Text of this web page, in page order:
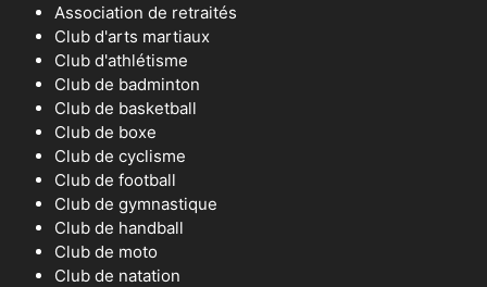
Association de retraités
Club d'arts martiaux
Club d'athlétisme
Club de badminton
Club de basketball
Club de boxe
Club de cyclisme
Club de football
Club de gymnastique
Club de handball
Club de moto
Club de natation